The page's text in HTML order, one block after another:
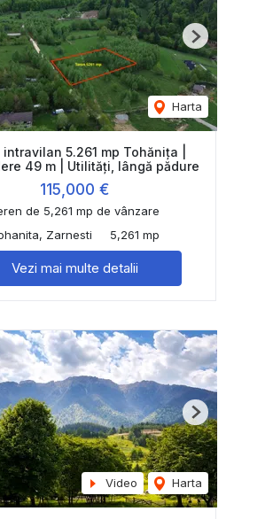
Harta
Next
5.261 mp Tohănița |
49 m | Utilități, lângă pădure
115,000 €
de 5,261 mp de vânzare
Zarnesti
5,261 mp
Vezi mai multe detalii
Video Harta
Next